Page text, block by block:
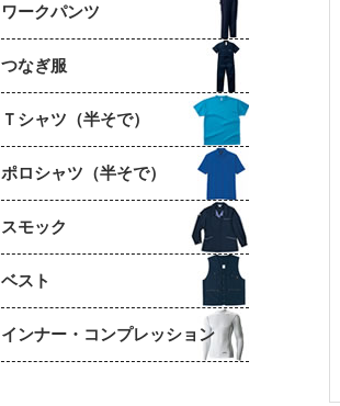
ワークパンツ
つなぎ服
Ｔシャツ（半そで）
ポロシャツ（半そで）
スモック
ベスト
インナー・コンプレッション